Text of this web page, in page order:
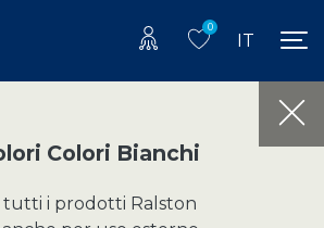
0
IT
Colori Bianchi
tutti i prodotti Ralston